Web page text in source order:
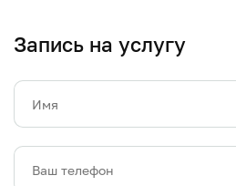
Запись на услугу
Имя
Ваш телефон